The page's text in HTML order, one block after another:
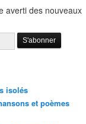
averti des nouveaux
isolés
et poèmes